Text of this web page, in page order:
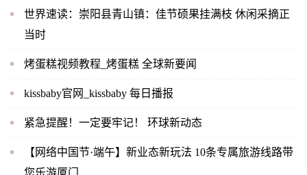
世界速读：崇阳县青山镇：佳节硕果挂满枝 休闲采摘正
当时
烤蛋糕视频教程_烤蛋糕 全球新要闻
kissbaby官网_kissbaby 每日播报
紧急提醒！一定要牢记！ 环球新动态
【网络中国节·端午】新业态新玩法 10条专属旅游线路带
您乐游厦门